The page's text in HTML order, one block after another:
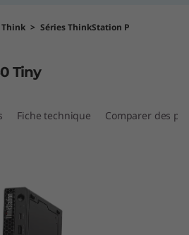
Think > Séries ThinkStation P
Tiny
Fiche technique Comparer des